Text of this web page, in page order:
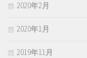
2020年2月
2020年1月
2019年11月